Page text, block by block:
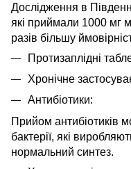
Дослідження в
які приймали 1000 мг
разів більшу
Протизаплідні
Хронічне
Антибіотики:
Прийом антибіотиків
бактерії, які
нормальний синтез.